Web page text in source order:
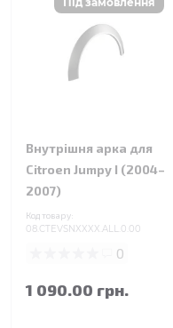
Внутрішня арка для
Citroen Jumpy I (2004–
2007)
Код товару:
08.CTEVSNXXXX.ALL.0.00
0
1 090.00 грн.